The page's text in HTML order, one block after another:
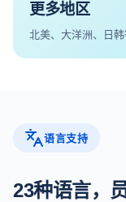
更多地区
北美、大洋洲、日
语言支持
23种语言，